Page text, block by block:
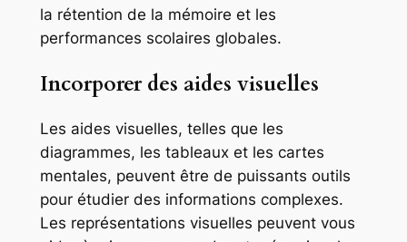
la rétention de la mémoire et les
performances scolaires globales.
Incorporer des aides visuelles
Les aides visuelles, telles que les
diagrammes, les tableaux et les cartes
mentales, peuvent être de puissants outils
pour étudier des informations complexes.
Les représentations visuelles peuvent vous